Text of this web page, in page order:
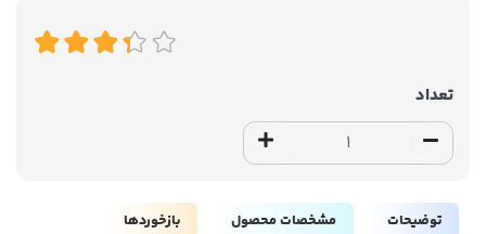
تعداد
توضیحات مشخصات محصول بازخوردها